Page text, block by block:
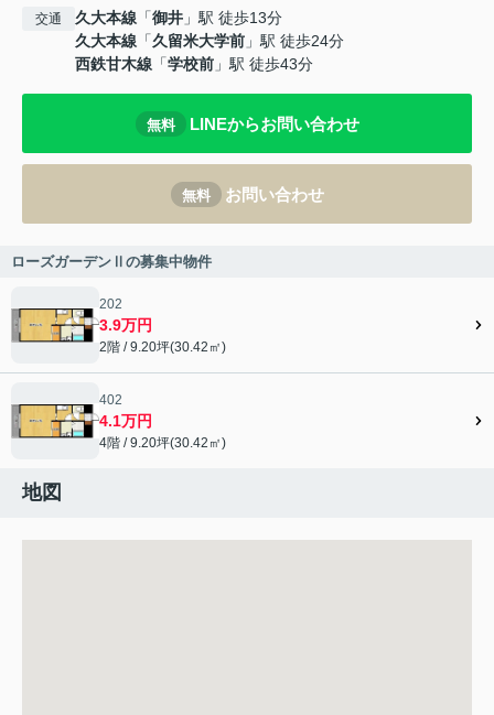
交通 久大本線 「御井 」駅 徒歩13分
久大本線 「久留米大学前 」駅 徒歩24分
西鉄甘木線 「学校前 」駅 徒歩43分
無料 LINEからお問い合わせ
無料 お問い合わせ
ローズガーデンⅡの募集中物件
202
3.9万円
2階 / 9.20坪(30.42㎡)
402
4.1万円
4階 / 9.20坪(30.42㎡)
地図